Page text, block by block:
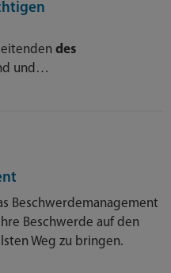
des
und…
Beschwerdemanagement
Beschwerde auf den
Weg zu bringen.